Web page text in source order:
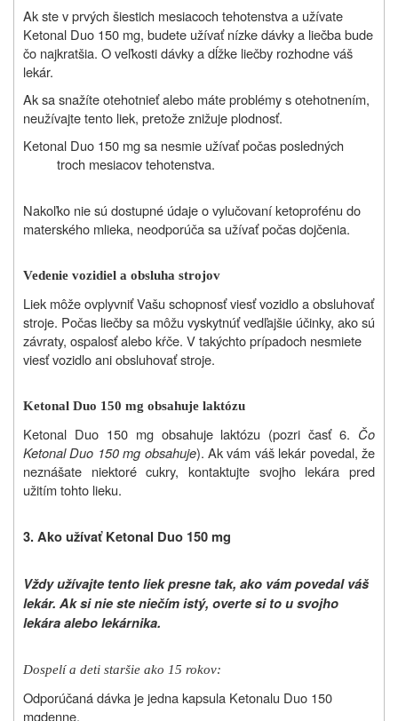
Ak ste v prvých šiestich mesiacoch tehotenstva a užívate
Ketonal Duo 150 mg, budete užívať nízke dávky a liečba bude
čo najkratšia. O veľkosti dávky a dĺžke liečby rozhodne váš
lekár.
Ak sa snažíte otehotnieť alebo máte problémy s otehotnením,
neužívajte tento liek, pretože znižuje plodnosť.
Ketonal Duo 150 mg sa nesmie užívať počas posledných
troch mesiacov tehotenstva.
Nakoľko nie sú dostupné údaje o vylučovaní ketoprofénu do
materského mlieka, neodporúča sa užívať počas dojčenia.
Vedenie vozidiel a obsluha strojov
Liek môže ovplyvniť Vašu schopnosť viesť vozidlo a obsluhovať
stroje. Počas liečby sa môžu vyskytnúť vedľajšie účinky, ako sú
závraty, ospalosť alebo kŕče. V takýchto prípadoch nesmiete
viesť vozidlo ani obsluhovať stroje.
Ketonal Duo 150 mg obsahuje laktózu
Ketonal Duo 150 mg obsahuje laktózu (pozri časť 6. Čo
Ketonal Duo 150 mg obsahuje). Ak vám váš lekár povedal, že
neznášate niektoré cukry, kontaktujte svojho lekára pred
užitím tohto lieku.
3. Ako užívať Ketonal Duo 150 mg
Vždy užívajte tento liekpresne tak, ako vám povedal váš
lekár. Ak si nie ste niečím istý, overte si to u svojho
lekára alebo lekárnika.
Dospelí a deti staršie ako 15 rokov:
Odporúčaná dávka je jedna kapsula Ketonalu Duo 150
mgdenne.